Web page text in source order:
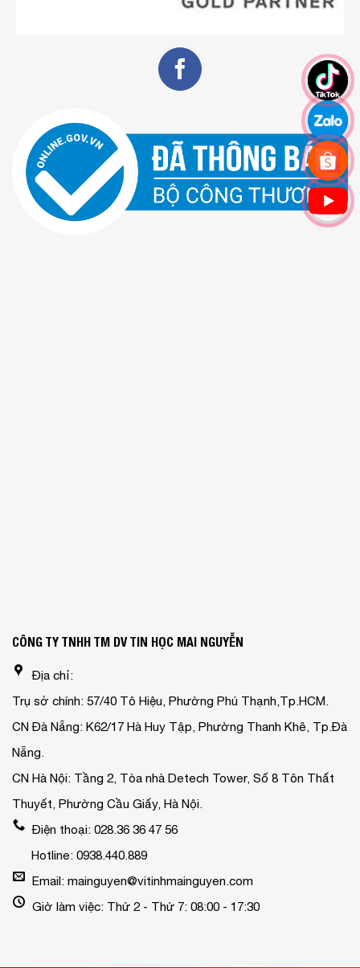
CÔNG TY TNHH TM DV TIN HỌC MAI NGUYỄN
Địa chỉ:
Trụ sở chính: 57/40 Tô Hiệu, Phường Phú Thạnh,Tp.HCM.
CN Đà Nẵng: K62/17 Hà Huy Tập, Phường Thanh Khê, Tp.Đà
Nẵng.
CN Hà Nội: Tầng 2, Tòa nhà Detech Tower, Số 8 Tôn Thất
Thuyết, Phường Cầu Giấy, Hà Nội.
Điện thoại: 028.36 36 47 56
Hotline: 0938.440.889
Email: mainguyen@vitinhmainguyen.com
Giờ làm việc: Thứ 2 - Thứ 7: 08:00 - 17:30